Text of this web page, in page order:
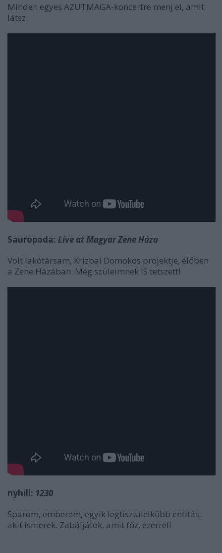
Minden egyes AZUTMAGA-koncertre menj el, amit
látsz.
Sauropoda: Live at Magyar Zene Háza
Volt lakótársam, Krizbai Domokos projektje, élőben
a Zene Házában. Még szüleimnek IS tetszett!
nyhill: 1230
Sparom, emberem, egyik legtisztalelkűbb entitás,
akit ismerek. Zabáljátok, amit főz, ezerrel!